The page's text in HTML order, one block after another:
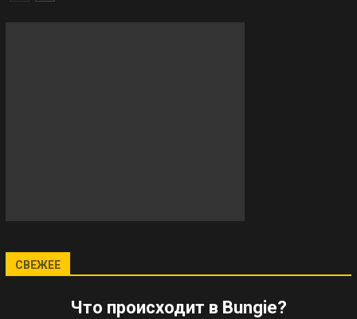
СВЕЖЕЕ
Что происходит в Bungie?